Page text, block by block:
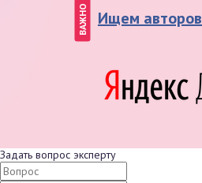
ВАЖНО Ищем авторов
Задать вопрос эксперту